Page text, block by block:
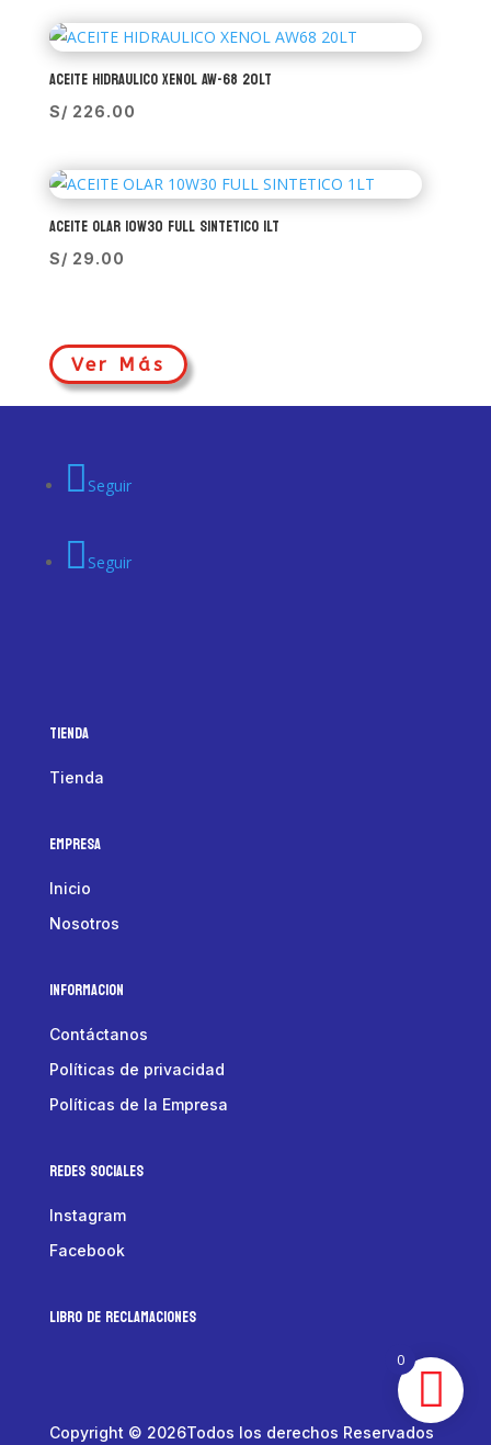
ACEITE HIDRAULICO XENOL AW-68 20LT
S/ 226.00
ACEITE OLAR 10W30 FULL SINTETICO 1LT
S/ 29.00
Ver Más
Seguir
Seguir
Tienda
Tienda
Empresa
Inicio
Nosotros
Informacion
Contáctanos
Políticas de privacidad
Políticas de la Empresa
Redes Sociales
Instagram
Facebook
LIBRO DE RECLAMACIONES
Copyright © 2026Todos los derechos Reservados
0